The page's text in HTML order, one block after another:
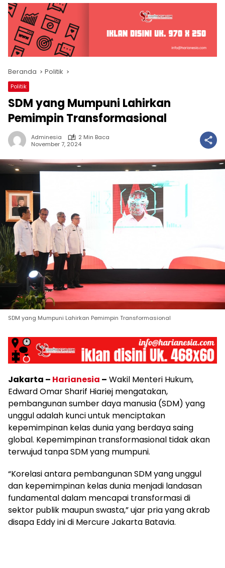
Beranda Politik
Politik
SDM yang Mumpuni Lahirkan
Pemimpin Transformasional
Adminesia
2 Min Baca
November 7, 2024
SDM yang Mumpuni Lahirkan Pemimpin Transformasional
Jakarta – Harianesia – Wakil Menteri Hukum,
Edward Omar Sharif Hiariej mengatakan,
pembangunan sumber daya manusia (SDM) yang
unggul adalah kunci untuk menciptakan
kepemimpinan kelas dunia yang berdaya saing
global. Kepemimpinan transformasional tidak akan
terwujud tanpa SDM yang mumpuni.
“Korelasi antara pembangunan SDM yang unggul
dan kepemimpinan kelas dunia menjadi landasan
fundamental dalam mencapai transformasi di
sektor publik maupun swasta,” ujar pria yang akrab
disapa Eddy ini di Mercure Jakarta Batavia.